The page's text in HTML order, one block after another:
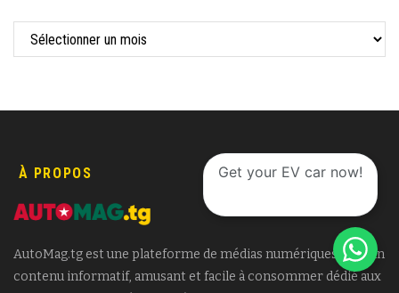
À PROPOS
AutoMag.tg est une plateforme de médias numériques avec un
contenu informatif, amusant et facile à consommer dédié aux
Get your EV car now!